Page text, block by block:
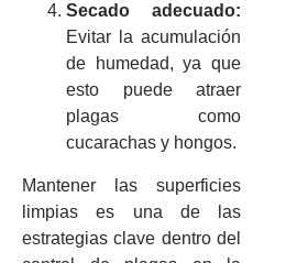
Secado adecuado:
Evitar la acumulación
de humedad, ya que
esto puede atraer
plagas como
cucarachas y hongos.
Mantener las superficies
limpias es una de las
estrategias clave dentro del